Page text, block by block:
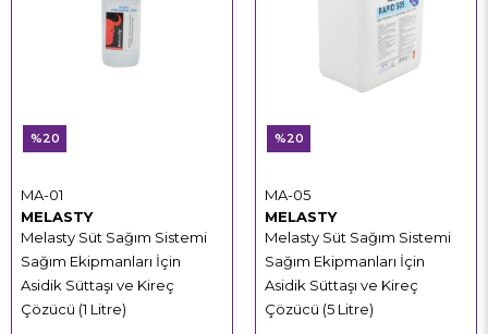
MELASTY
Melasty Süt Sağım Sistemi
Sağım Ekipmanları İçin
Asidik Süttaşı ve Kireç
Çözücü (1 Litre)
MA-01
%20
MELASTY
Melasty Süt Sağım Sistemi
Sağım Ekipmanları İçin
Asidik Süttaşı ve Kireç
Çözücü (5 Litre)
MA-05
%20